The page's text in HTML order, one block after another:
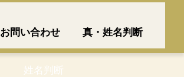
お問い合わせ 真・姓名判断
姓名判断